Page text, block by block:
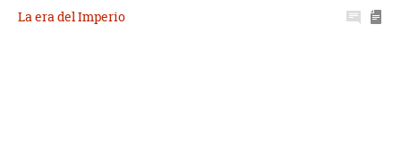
La era del Imperio